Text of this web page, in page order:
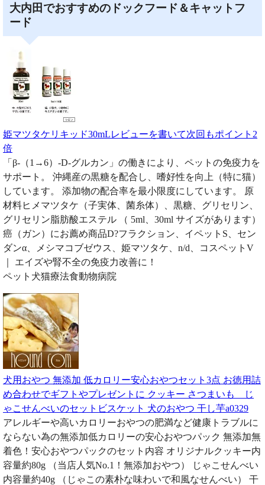
大内田でおすすめのドックフード＆キャットフ
ード
姫マツタケリキッド30mLレビューを書いて次回もポイント2
倍
「β-（1→6）-D-グルカン」の働きにより、ペットの免疫力を
サポート。 沖縄産の黒糖を配合し、嗜好性を向上（特に猫）
しています。 添加物の配合率を最小限度にしています。 原
材料ヒメマツタケ（子実体、菌糸体）、黒糖、グリセリン、
グリセリン脂肪酸エステル （ 5ml、30ml サイズがあります）
癌（ガン）にお薦め商品D?フラクション、イペットS、セン
ダンα、メシマコブゼウス、姫マツタケ、n/d、コスペットV
｜ エイズや腎不全の免疫力改善に！
ペット犬猫療法食動物病院
犬用おやつ 無添加 低カロリー安心おやつセット3点 お徳用詰
め合わせでギフトやプレゼントに クッキー さつまいも じ
ゃこせんべいのセットビスケット 犬のおやつ 干し芋a0329
アレルギーや高いカロリーおやつの肥満など健康トラブルに
ならない為の無添加低カロリーの安心おやつパック 無添加無
着色！安心おやつパックのセット内容 オリジナルクッキー内
容量約80g （当店人気No.1！無添加おやつ） じゃこせんべい
内容量約40g （じゃこの素朴な味わいで和風なせんべい） 干